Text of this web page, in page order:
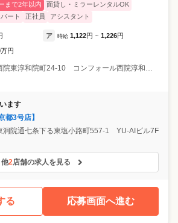
まで2年以内
面貸し・ミラーレンタルOK
ート 正社員 アシスタント
ア 時給 1,122円 ~ 1,226円
万円
院東淳和院町24-10 コンフォール西院淳和院 1F
ます
3号店】
洞院通七条下る東塩小路町557-1 YU-AIビル7F
他2店舗の求人を見る
る 応募画面へ進む